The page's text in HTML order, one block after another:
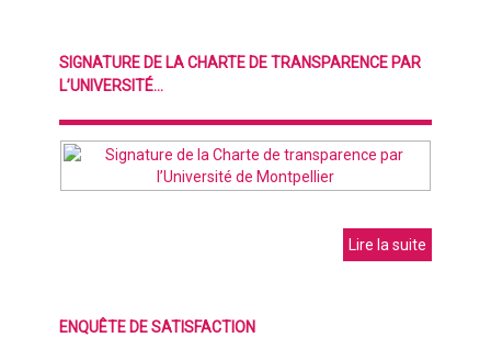
SIGNATURE DE LA CHARTE DE TRANSPARENCE PAR
L’UNIVERSITÉ...
Lire la suite
ENQUÊTE DE SATISFACTION